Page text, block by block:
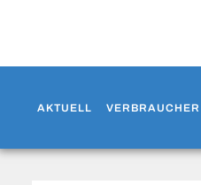
AKTUELL VERBRAUCHER